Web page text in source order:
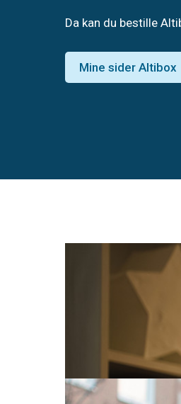
Da kan du bestille
Mine sider Altibox
7 triks for å få
Det er lite som
bli dårligere hvis du
Strøm Tv og